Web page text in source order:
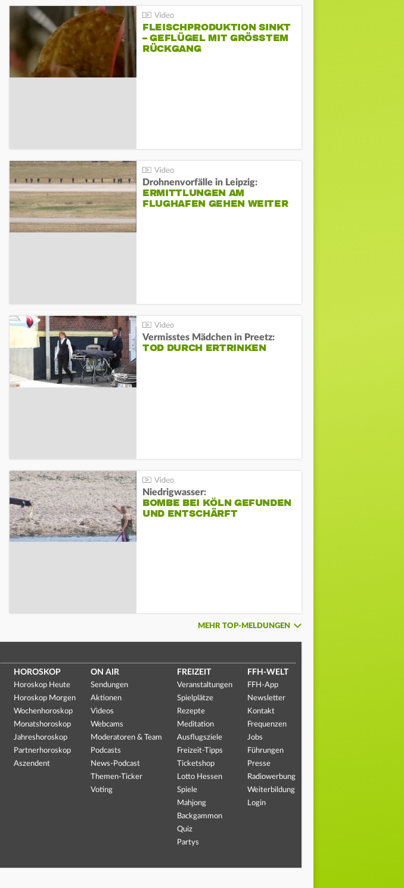
FLEISCHPRODUKTION SINKT
– GEFLÜGEL MIT GRÖSSTEM R
ÜCKGANG
Drohnenvorfälle in Leipzig:
ERMITTLUNGEN AM
FLUGHAFEN GEHEN WEITER
Vermisstes Mädchen in Preetz:
TOD DURCH ERTRINKEN
Niedrigwasser:
BOMBE BEI KÖLN GEFUNDEN
UND ENTSCHÄRFT
MEHR TOP-MELDUNGEN
HOROSKOP
Horoskop Heute
Horoskop Morgen
Wochenhoroskop
Monatshoroskop
Jahreshoroskop
Partnerhoroskop
Aszendent
ON AIR
Sendungen
Aktionen
Videos
Webcams
Moderatoren & Team
Podcasts
News-Podcast
Themen-Ticker
Voting
FREIZEIT
Veranstaltungen
Spielplätze
Rezepte
Meditation
Ausflugsziele
Freizeit-Tipps
Ticketshop
Lotto Hessen
Spiele
Mahjong
Backgammon
Quiz
Partys
FFH-WELT
FFH-App
Newsletter
Kontakt
Frequenzen
Jobs
Führungen
Presse
Radiowerbung
Weiterbildung
Login